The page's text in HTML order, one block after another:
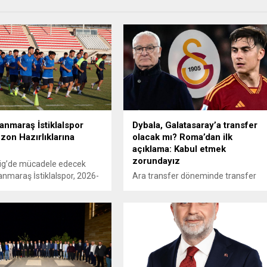
İstiklalspor
Hazırlıklarına
mücadele edecek
İstiklalspor, 2026-
beyazlı ekip, sezonun
Üniversitesi
gerçekleştirdi.
Ömer Faruk Mahir
Dybala, Galatasaray’a transfer
olacak mı? Roma’dan ilk
açıklama: Kabul etmek
zorundayız
Ara transfer döneminde transfer
için harekete geçti. Roma'dan yıldız
futbolcunun olası ayrılığı için ilk
açıklama geldi. İşte detaylar...